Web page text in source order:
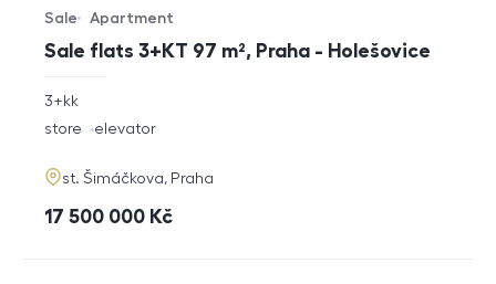
Sale flats 3+KT 97 m², Praha - Holešovice
Offer type
Sale
Property type
Apartment
rozměry
disposition
3+kk
funkce
store elevator
adresa
st. Šimáčkova, Praha
cena
17 500 000 Kč